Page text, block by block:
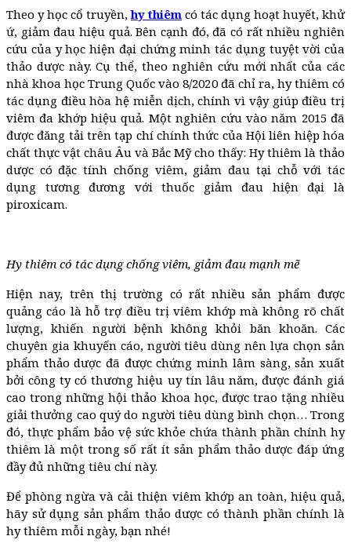
Theo y học cổ truyền,hy thiêm có tác dụng hoạt huyết, khử
ứ, giảm đau hiệu quả. Bên cạnh đó, đã có rất nhiều nghiên
cứu của y học hiện đại chứng minh tác dụng tuyệt vời của
thảo dược này. Cụ thể, theo nghiên cứu mới nhất của các
nhà khoa học Trung Quốc vào 8/2020 đã chỉ ra, hy thiêm có
tác dụng điều hòa hệ miễn dịch, chính vì vậy giúp điều trị
viêm đa khớp hiệu quả. Một nghiên cứu vào năm 2015 đã
được đăng tải trên tạp chí chính thức của Hội liên hiệp hóa
chất thực vật châu Âu và Bắc Mỹ cho thấy: Hy thiêm là thảo
dược có đặc tính chống viêm, giảm đau tại chỗ với tác
dụng tương đương với thuốc giảm đau hiện đại là
piroxicam.
Hy thiêm có tác dụng chống viêm, giảm đau mạnh mẽ
Hiện nay, trên thị trường có rất nhiều sản phẩm được
quảng cáo là hỗ trợ điều trị viêm khớp mà không rõ chất
lượng, khiến người bệnh không khỏi băn khoăn. Các
chuyên gia khuyến cáo, người tiêu dùng nên lựa chọn sản
phẩm thảo dược đã được chứng minh lâm sàng, sản xuất
bởi công ty có thương hiệu uy tín lâu năm, được đánh giá
cao trong những hội thảo khoa học, được trao tặng nhiều
giải thưởng cao quý do người tiêu dùng bình chọn… Trong
đó, thực phẩm bảo vệ sức khỏe chứa thành phần chính hy
thiêm là một trong số rất ít sản phẩm thảo dược đáp ứng
đầy đủ những tiêu chí này.
Để phòng ngừa và cải thiện viêm khớp an toàn, hiệu quả,
hãy sử dụng sản phẩm thảo dược có thành phần chính là
hy thiêm mỗi ngày, bạn nhé!